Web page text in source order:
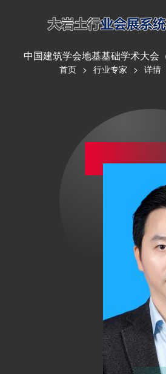
中国建筑学会地基基础学术大会
首页 > 行业专家 > 详情